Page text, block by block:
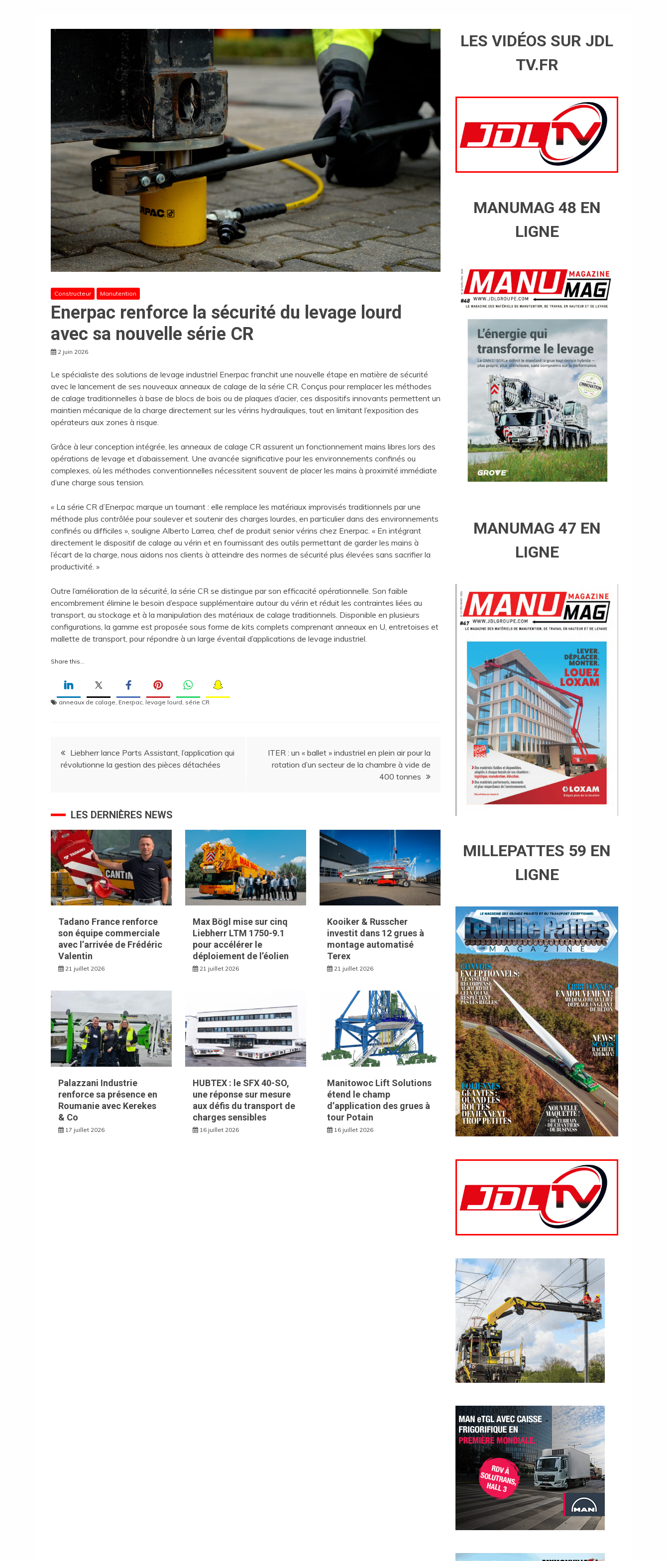
Constructeur Manutention
Enerpac renforce la sécurité du levage lourd
avec sa nouvelle série CR
2 juin 2026
Le spécialiste des solutions de levage industriel Enerpac franchit une nouvelle étape en matière de sécurité
avec le lancement de ses nouveaux anneaux de calage de la série CR. Conçus pour remplacer les méthodes
de calage traditionnelles à base de blocs de bois ou de plaques d’acier, ces dispositifs innovants permettent un
maintien mécanique de la charge directement sur les vérins hydrauliques, tout en limitant l’exposition des
opérateurs aux zones à risque.
Grâce à leur conception intégrée, les anneaux de calage CR assurent un fonctionnement mains libres lors des
opérations de levage et d’abaissement. Une avancée significative pour les environnements confinés ou
complexes, où les méthodes conventionnelles nécessitent souvent de placer les mains à proximité immédiate
d’une charge sous tension.
« La série CR d’Enerpac marque un tournant : elle remplace les matériaux improvisés traditionnels par une
méthode plus contrôlée pour soulever et soutenir des charges lourdes, en particulier dans des environnements
confinés ou difficiles », souligne Alberto Larrea, chef de produit senior vérins chez Enerpac. « En intégrant
directement le dispositif de calage au vérin et en fournissant des outils permettant de garder les mains à
l’écart de la charge, nous aidons nos clients à atteindre des normes de sécurité plus élevées sans sacrifier la
productivité. »
Outre l’amélioration de la sécurité, la série CR se distingue par son efficacité opérationnelle. Son faible
encombrement élimine le besoin d’espace supplémentaire autour du vérin et réduit les contraintes liées au
transport, au stockage et à la manipulation des matériaux de calage traditionnels. Disponible en plusieurs
configurations, la gamme est proposée sous forme de kits complets comprenant anneaux en U, entretoises et
mallette de transport, pour répondre à un large éventail d’applications de levage industriel.
Share this…
anneaux de calage Enerpac levage lourd série CR
Navigation
de
Liebherr lance Parts Assistant, l’application qui
révolutionne la gestion des pièces détachées
ITER : un « ballet » industriel en plein air pour la
rotation d’un secteur de la chambre à vide de
400 tonnes
LES DERNIÈRES NEWS
Tadano France renforce
son équipe commerciale
avec l’arrivée de Frédéric
Valentin
21 juillet 2026
Max Bögl mise sur cinq
Liebherr LTM 1750-9.1
pour accélérer le
déploiement de l’éolien
21 juillet 2026
Kooiker & Russcher
investit dans 12 grues à
montage automatisé
Terex
21 juillet 2026
Palazzani Industrie
renforce sa présence en
Roumanie avec Kerekes
& Co
17 juillet 2026
HUBTEX : le SFX 40-SO,
une réponse sur mesure
aux défis du transport de
charges sensibles
16 juillet 2026
Manitowoc Lift Solutions
étend le champ
d’application des grues à
tour Potain
16 juillet 2026
LES VIDÉOS SUR JDL
TV.FR
MANUMAG 48 EN
LIGNE
MANUMAG 47 EN
LIGNE
MILLEPATTES 59 EN
LIGNE